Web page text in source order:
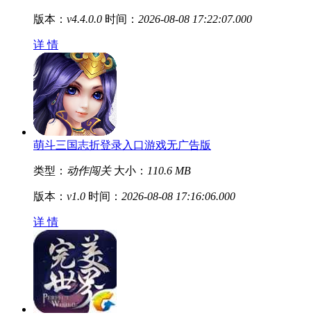
版本： v4.4.0.0 时间： 2026-08-08 17:22:07.000
详 情
萌斗三国志折登录入口游戏无广告版
类型： 动作闯关 大小： 110.6 MB
版本： v1.0 时间： 2026-08-08 17:16:06.000
详 情